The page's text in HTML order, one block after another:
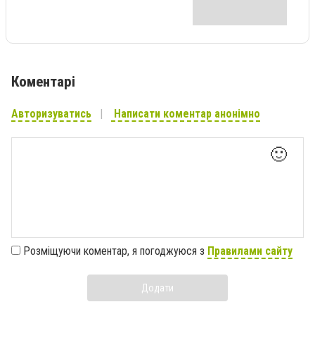
Коментарі
Авторизуватись Написати коментар анонімно
🙂
Розміщуючи коментар, я погоджуюся з Правилами сайту
Додати